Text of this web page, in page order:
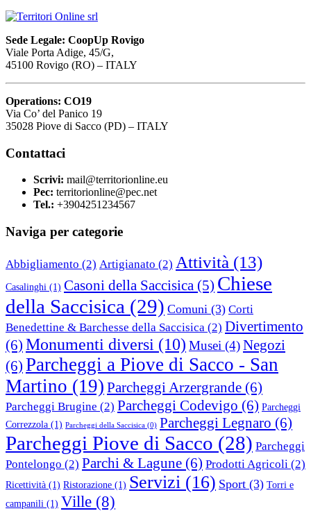
Sede Legale: CoopUp Rovigo
Viale Porta Adige, 45/G,
45100 Rovigo (RO) – ITALY
Operations: CO19
Via Co’ del Panico 19
35028 Piove di Sacco (PD) – ITALY
Contattaci
Scrivi: mail@territorionline.eu
Pec: territorionline@pec.net
Tel.: +3904251234567
Naviga per categorie
Abbigliamento (2) Artigianato (2) Attività (13)
Casalinghi (1) Casoni della Saccisica (5) Chiese
della Saccisica (29) Comuni (3) Corti
Benedettine & Barchesse della Saccisica (2) Divertimento
(6) Monumenti diversi (10) Musei (4)Negozi
(6) Parcheggi a Piove di Sacco - San
Martino (19) Parcheggi Arzergrande (6)
Parcheggi Brugine (2) Parcheggi Codevigo (6) Parcheggi
Correzzola (1) Parcheggi della Saccisica (0) Parcheggi Legnaro (6)
Parcheggi Piove di Sacco (28) Parcheggi
Pontelongo (2) Parchi & Lagune (6) Prodotti Agricoli (2)
Ricettività (1) Ristorazione (1) Servizi (16) Sport (3) Torri e
campanili (1) Ville (8)